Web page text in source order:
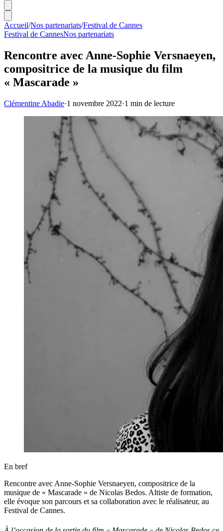
Accueil/Nos partenariats/Festival de Cannes
Festival de CannesNos partenariats
Rencontre avec Anne-Sophie Versnaeyen,
compositrice de la musique du film
« Mascarade »
Clémentine Abadie·1 novembre 2022·1 min de lecture
En bref
Rencontre avec Anne-Sophie Versnaeyen, compositrice de la
musique de « Mascarade » de Nicolas Bedos. Altiste de formation,
elle évoque son parcours et sa collaboration avec le réalisateur, au
Festival de Cannes.